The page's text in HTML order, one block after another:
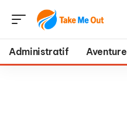
Administratif Aventure